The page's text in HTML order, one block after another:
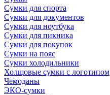
Сумки для спорта
Сумки для документов
Сумки для ноутбука
Сумки для пикника
Сумки для покупок
Сумки на пояс
Сумки холодильники
Холщовые сумки с логотипом
Чемоданы
ЭКО-сумки